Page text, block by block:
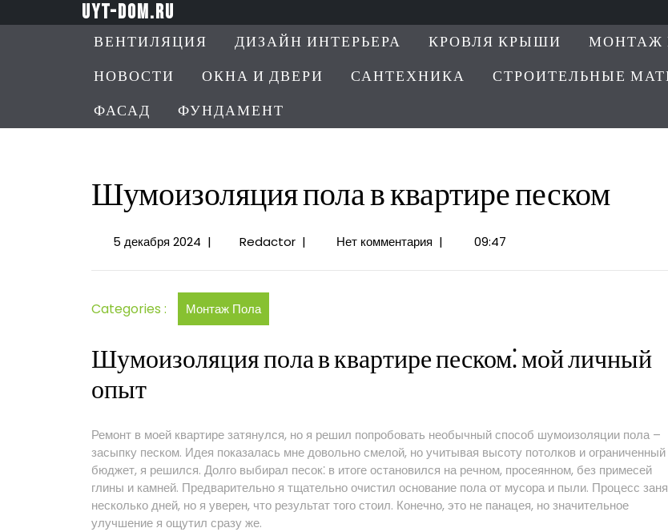
к
uyt-dom.ru
ВЕНТИЛЯЦИЯ ДИЗАЙН ИНТЕРЬЕРА КРОВЛЯ КРЫШИ МОНТАЖ
НОВОСТИ ОКНА И ДВЕРИ САНТЕХНИКА СТРОИТЕЛЬНЫЕ
ФАСАД ФУНДАМЕНТ
Шумоизоляция пола в квартире песком
5 декабря 20245
2024
| RedactorШумоизоляция
в
| Нет комментария | 09:47
Categories : Монтаж Пола
Шумоизоляция пола в квартире песком⁚ мой личный
опыт
Ремонт в моей квартире затянулся, но я решил попробовать необычный способ шумоизоляции пола –
засыпку песком. Идея показалась мне довольно смелой, но учитывая высоту потолков и ограниченный
бюджет, я решился. Долго выбирал песок⁚ в итоге остановился на речном, просеянном, без примесей
глины и камней. Предварительно я тщательно очистил основание пола от мусора и пыли. Процесс
несколько дней, но я уверен, что результат того стоил. Конечно, это не панацея, но значительное
улучшение я ощутил сразу же.